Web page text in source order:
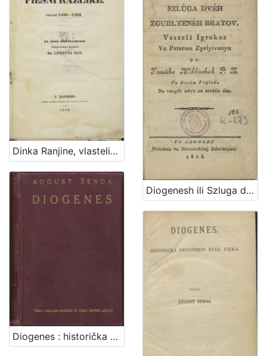
Dinka Ranjine, vlastelina dubrovačkoga Piesni razlike : pisane 1550-1563. : na novo preštampane
Diogenesh ili Szluga dveh zgublyeneh bratov : veszeli igrokaz vu peterom zpelyivanyu / po Tomashu Mikloushich P. Z. vu novem pogledu na vnogeh selyu na szvetlo dan
Diogenes : historička pripoviest XVIII. vieka / August Šenoa